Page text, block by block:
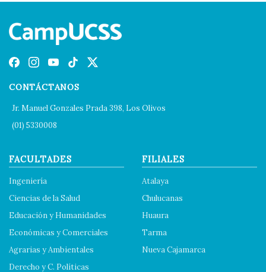
CONTÁCTANOS
Jr. Manuel Gonzales Prada 398, Los Olivos
(01) 5330008
FACULTADES
Ingeniería
Ciencias de la Salud
Educación y Humanidades
Económicas y Comerciales
Agrarias y Ambientales
Derecho y C. Políticas
FILIALES
Atalaya
Chulucanas
Huaura
Tarma
Nueva Cajamarca